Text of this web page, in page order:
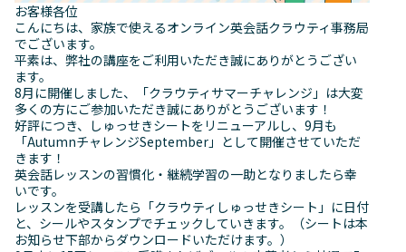
お客様各位
こんにちは、家族で使えるオンライン英会話クラウティ事務局
でございます。
平素は、弊社の講座をご利用いただき誠にありがとうござい
ます。
8月に開催しました、「クラウティサマーチャレンジ」は大変
多くの方にご参加いただき誠にありがとうございます！
好評につき、しゅっせきシートをリニューアルし、9月も
「AutumnチャレンジSeptember」として開催させていただ
きます！
英会話レッスンの習慣化・継続学習の一助となりましたら幸
いです。
レッスンを受講したら「クラウティしゅっせきシート」に日付
と、シールやスタンプでチェックしていきます。（シートは本
お知らせ下部からダウンロードいただけます。）